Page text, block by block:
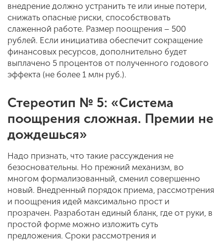
внедрение должно устранить те или иные потери,
снижать опасные риски, способствовать
слаженной работе. Размер поощрения – 500
рублей. Если инициатива обеспечит сокращение
финансовых ресурсов, дополнительно будет
выплачено 5 процентов от полученного годового
эффекта (не более 1 млн руб.).
Стереотип № 5: «Система
поощрения сложная. Премии не
дождешься»
Надо признать, что такие рассуждения не
безосновательны. Но прежний механизм, во
многом формализованный, сменил совершенно
новый. Внедренный порядок приема, рассмотрения
и поощрения идей максимально прост и
прозрачен. Разработан единый бланк, где от руки, в
простой форме можно изложить суть
предложения. Сроки рассмотрения и